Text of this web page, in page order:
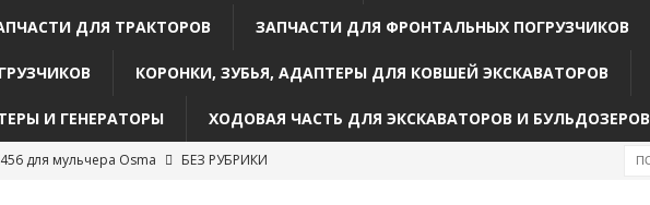
ДЛЯ ТРАКТОРОВ ЗАПЧАСТИ ДЛЯ ФРОНТАЛЬНЫХ ПОГРУЗЧИКОВ
КОРОНКИ, ЗУБЬЯ, АДАПТЕРЫ ДЛЯ КОВШЕЙ ЭКСКАВАТОРОВ
И ГЕНЕРАТОРЫ ХОДОВАЯ ЧАСТЬ ДЛЯ ЭКСКАВАТОРОВ И БУЛЬДОЗЕРОВ
для мульчера Osma БЕЗ РУБРИКИ